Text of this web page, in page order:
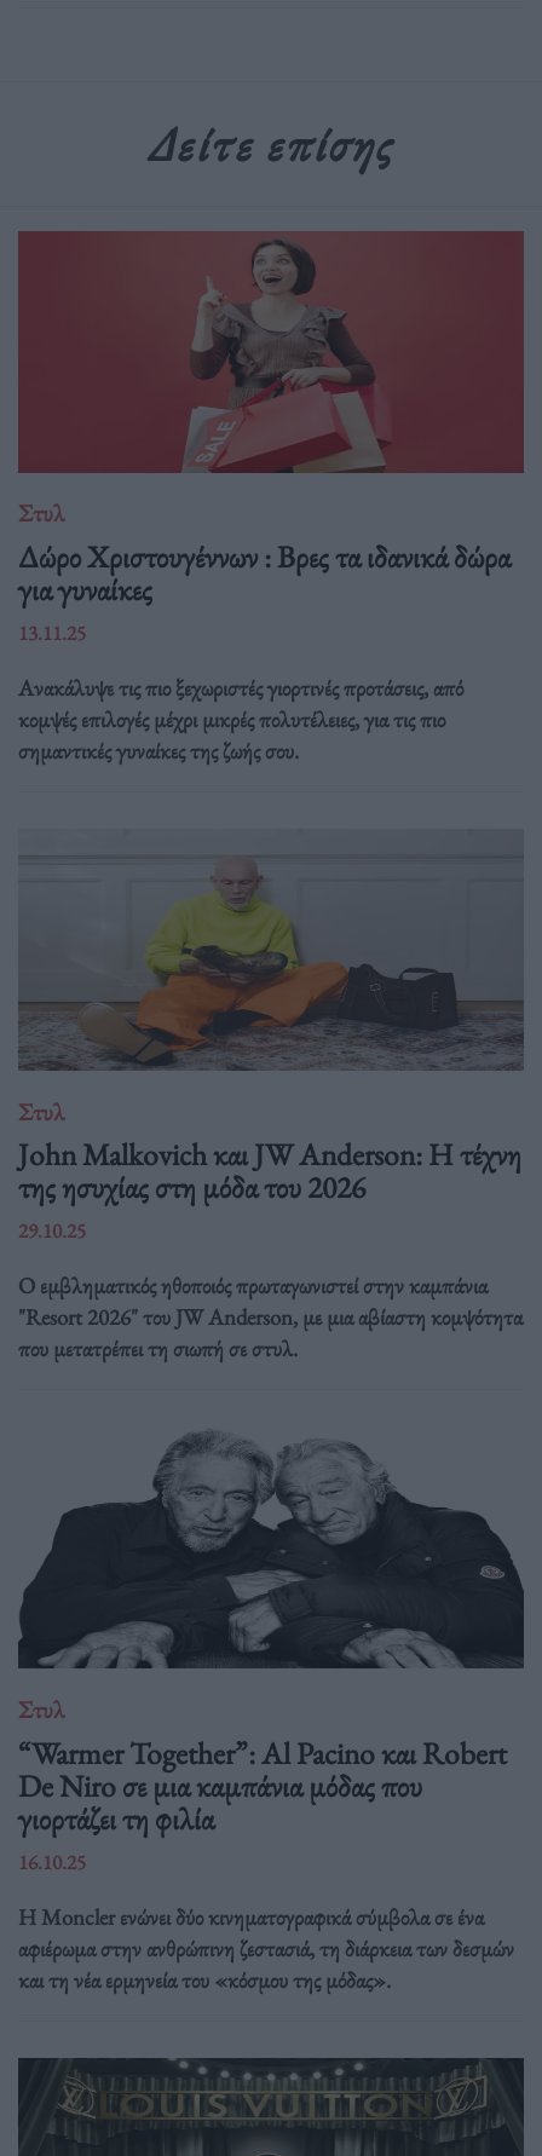
Δείτε επίσης
Στυλ
Δώρο Χριστουγέννων : Βρες τα ιδανικά δώρα
για γυναίκες
13.11.25
Ανακάλυψε τις πιο ξεχωριστές γιορτινές προτάσεις, από
κομψές επιλογές μέχρι μικρές πολυτέλειες, για τις πιο
σημαντικές γυναίκες της ζωής σου.
Στυλ
John Malkovich και JW Anderson: Η τέχνη
της ησυχίας στη μόδα του 2026
29.10.25
Ο εμβληματικός ηθοποιός πρωταγωνιστεί στην καμπάνια
"Resort 2026" του JW Anderson, με μια αβίαστη κομψότητα
που μετατρέπει τη σιωπή σε στυλ.
Στυλ
“Warmer Together”: Al Pacino και Robert
De Niro σε μια καμπάνια μόδας που
γιορτάζει τη φιλία
16.10.25
Η Moncler ενώνει δύο κινηματογραφικά σύμβολα σε ένα
αφιέρωμα στην ανθρώπινη ζεστασιά, τη διάρκεια των δεσμών
και τη νέα ερμηνεία του «κόσμου της μόδας».